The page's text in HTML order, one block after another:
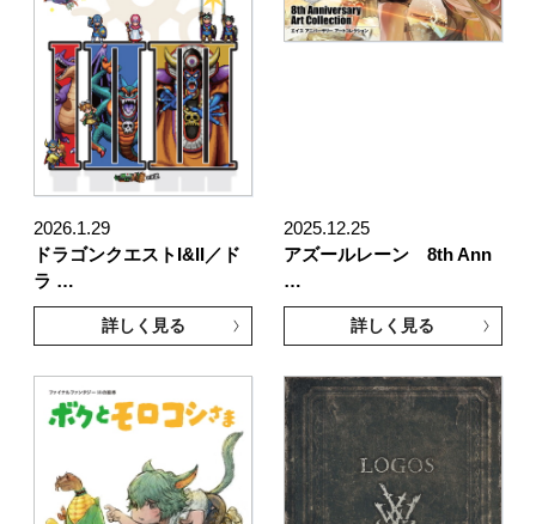
2026.1.29
ドラゴンクエストI&II／ド
ラ …
詳しく見る
2025.12.25
アズールレーン 8th Ann
…
詳しく見る